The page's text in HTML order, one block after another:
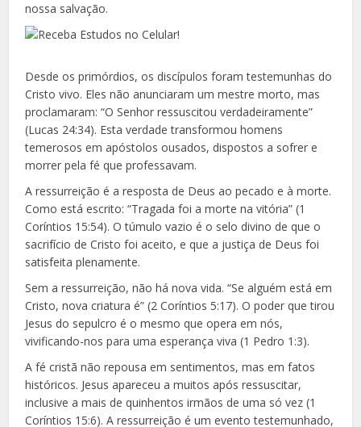
nossa salvação.
Desde os primórdios, os discípulos foram testemunhas do
Cristo vivo. Eles não anunciaram um mestre morto, mas
proclamaram: “O Senhor ressuscitou verdadeiramente”
(Lucas 24:34). Esta verdade transformou homens
temerosos em apóstolos ousados, dispostos a sofrer e
morrer pela fé que professavam.
A ressurreição é a resposta de Deus ao pecado e à morte.
Como está escrito: “Tragada foi a morte na vitória” (1
Coríntios 15:54). O túmulo vazio é o selo divino de que o
sacrifício de Cristo foi aceito, e que a justiça de Deus foi
satisfeita plenamente.
Sem a ressurreição, não há nova vida. “Se alguém está em
Cristo, nova criatura é” (2 Coríntios 5:17). O poder que tirou
Jesus do sepulcro é o mesmo que opera em nós,
vivificando-nos para uma esperança viva (1 Pedro 1:3).
A fé cristã não repousa em sentimentos, mas em fatos
históricos. Jesus apareceu a muitos após ressuscitar,
inclusive a mais de quinhentos irmãos de uma só vez (1
Coríntios 15:6). A ressurreição é um evento testemunhado,